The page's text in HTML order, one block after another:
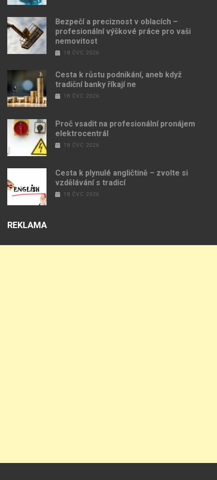
Bezpečí a preciznost v oblacích –
profesionální výškové práce pro vaši
nemovitost
18 ČVC 2026
Cesta k růstu podnikání, aneb když
tradiční banky říkají ne
18 ČVC 2026
Proč vsadit na profesionální pronájem
elektrocentrál
18 ČVC 2026
Cesta k plynulé angličtině – zvolte si
vzdělávání s tradicí
18 ČVC 2026
REKLAMA